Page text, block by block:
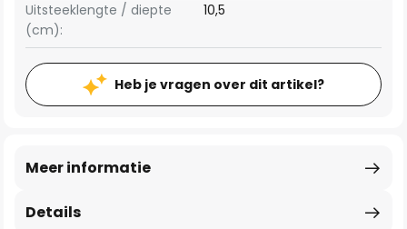
Uitsteeklengte / diepte
(cm):
10,5
Heb je vragen over dit artikel?
Details
Meer informatie